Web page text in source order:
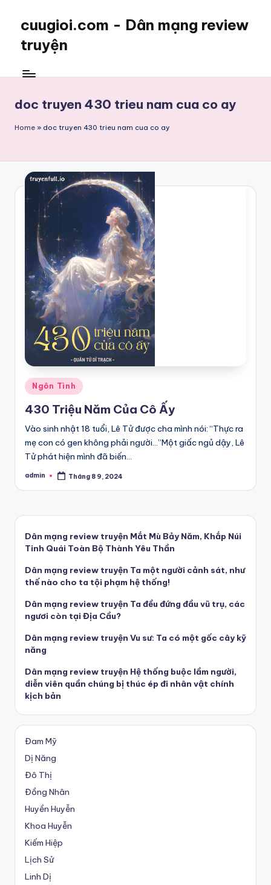
cuugioi.com - Dân mạng review
truyện
doc truyen 430 trieu nam cua co ay
Home » doc truyen 430 trieu nam cua co ay
Posted
in
Ngôn Tình
430 Triệu Năm Của Cô Ấy
Vào sinh nhật 18 tuổi, Lê Tử được cha mình nói: “Thực ra
mẹ con có gen không phải người…”Một giấc ngủ dậy, Lê
Tử phát hiện mình đã biến…
Posted
admin Tháng 8 9, 2024
Dân mạng review truyện Mắt Mù Bảy Năm, Khắp Núi
Tinh Quái Toàn Bộ Thành Yêu Thần
Dân mạng review truyện Ta một người cảnh sát, như
thế nào cho ta tội phạm hệ thống!
Dân mạng review truyện Ta đều đứng đầu vũ trụ, các
ngươi còn tại Địa Cầu?
Dân mạng review truyện Vu sư: Ta có một gốc cây kỹ
năng
Dân mạng review truyện Hệ thống buộc lầm người,
diễn viên quần chúng bị thúc ép đi nhân vật chính
kịch bản
Đam Mỹ
Dị Năng
Đô Thị
Đồng Nhân
Huyền Huyễn
Khoa Huyễn
Kiếm Hiệp
Lịch Sử
Linh Dị